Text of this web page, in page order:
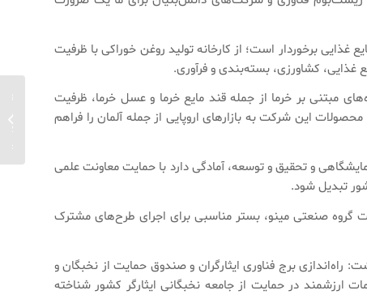
برخوردار است؛ از کارخانه تولید روغن خوراکی با ظرفیت
مبتنی بر خرما از جمله قند مایع خرما و عسل خرما، ظرفیت
این شرکت به بازارهای اروپایی از جمله آلمان را فراهم
و تحقیق و توسعه، آمادگی دارد با حمایت معاونت علمی
تبدیل شود.
گروه صنعتی مینو، بستر مناسبی برای اجرای طرح‌های مشترک
راه‌اندازی برج فناوری ایثارگران و صندوق حمایت از نخبگان و
ارزشمند در حمایت از جامعه نخبگانی ایثارگر کشور شناخته
از
در